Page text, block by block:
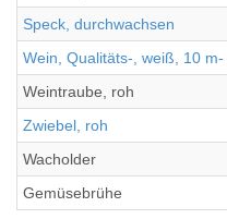
Speck, durchwachsen
Wein, Qualitäts-, weiß, 10 m-
Weintraube, roh
Zwiebel, roh
Wacholder
Gemüsebrühe